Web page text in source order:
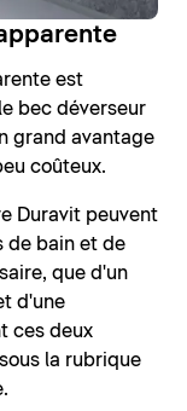
est
bec déverseur
grand avantage
coûteux.
Duravit peuvent
de bain et de
que d'un
d'une
ces deux
la rubrique